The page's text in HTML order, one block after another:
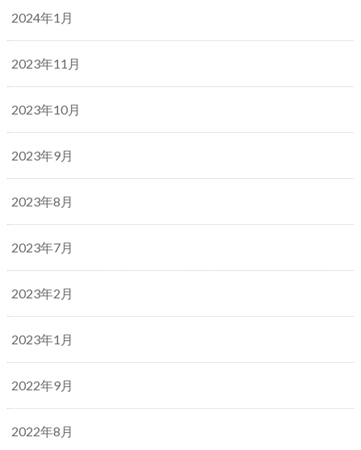
2024年1月
2023年11月
2023年10月
2023年9月
2023年8月
2023年7月
2023年2月
2023年1月
2022年9月
2022年8月